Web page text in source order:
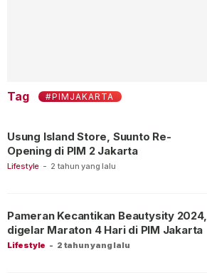
Tag #PIMJAKARTA
Lifestyle - 2 tahun yang lalu
Usung Island Store, Suunto Re-
Opening di PIM 2 Jakarta
Lifestyle - 2 tahun yang lalu
Pameran Kecantikan Beautysity 2024,
digelar Maraton 4 Hari di PIM Jakarta